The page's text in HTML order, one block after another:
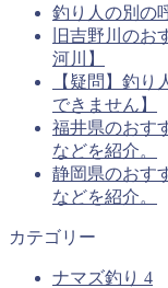
釣り人の別の
旧吉野川のお
河川】
【疑問】釣
できません】
福井県のおす
などを紹介。
静岡県のおす
などを紹介。
カテゴリー
ナマズ釣り 4